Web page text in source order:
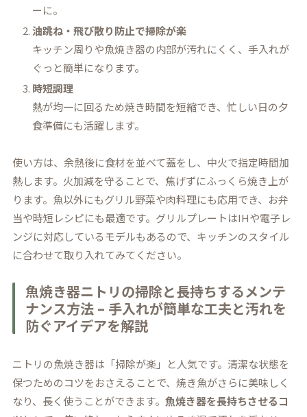
ーに。
油跳ね・飛び散り防止で掃除が楽
キッチン周りや魚焼き器の内部が汚れにくく、手入れが
ぐっと簡単になります。
時短調理
熱が均一に回るため焼き時間を短縮でき、忙しい日の夕
食準備にも活躍します。
使い方は、余熱後に食材を並べて蓋をし、中火で指定時間加
熱します。火加減を守ることで、焦げずにふっくら焼き上が
ります。魚以外にもグリル野菜や肉料理にも応用でき、お弁
当や時短レシピにも最適です。グリルプレートはIHや電子レ
ンジに対応しているモデルもあるので、キッチンのスタイル
に合わせて取り入れてみてください。
魚焼き器ニトリの掃除と長持ちするメンテ
ナンス方法 – 手入れが簡単な工夫と汚れを
防ぐアイデアを解説
ニトリの魚焼き器は「掃除が楽」と人気です。清潔な状態を
保つためのコツをおさえることで、焼き魚がさらに美味しく
なり、長く使うことができます。魚焼き器を長持ちさせるコ